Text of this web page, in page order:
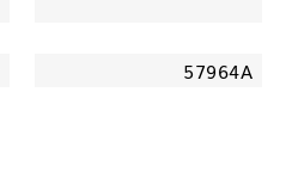
57964A